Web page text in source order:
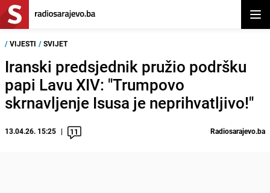
/ VIJESTI / SVIJET
Iranski predsjednik pružio podršku
papi Lavu XIV: "Trumpovo
skrnavljenje Isusa je neprihvatljivo!"
13.04.26. 15:25 11 Radiosarajevo.ba